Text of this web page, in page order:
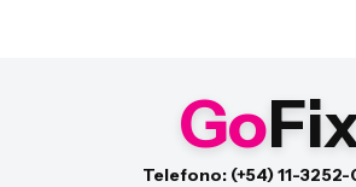
Go
Telefono: (+54) 11-